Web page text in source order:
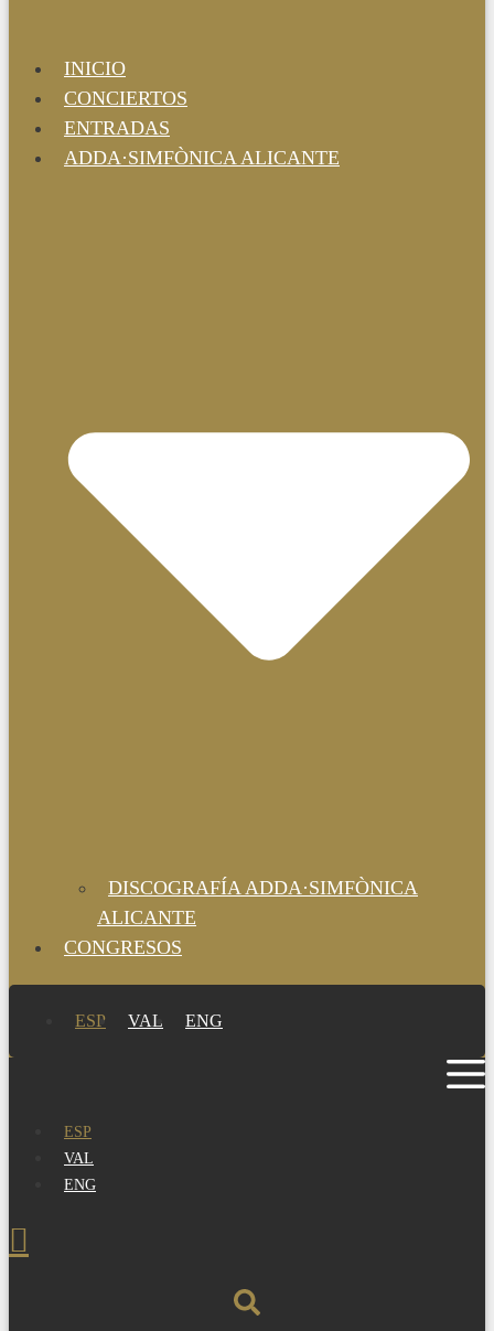
INICIO
CONCIERTOS
ENTRADAS
ADDA·SIMFÒNICA ALICANTE
DISCOGRAFÍA ADDA·SIMFÒNICA
ALICANTE
CONGRESOS
ESP VAL ENG
ESP
VAL
ENG